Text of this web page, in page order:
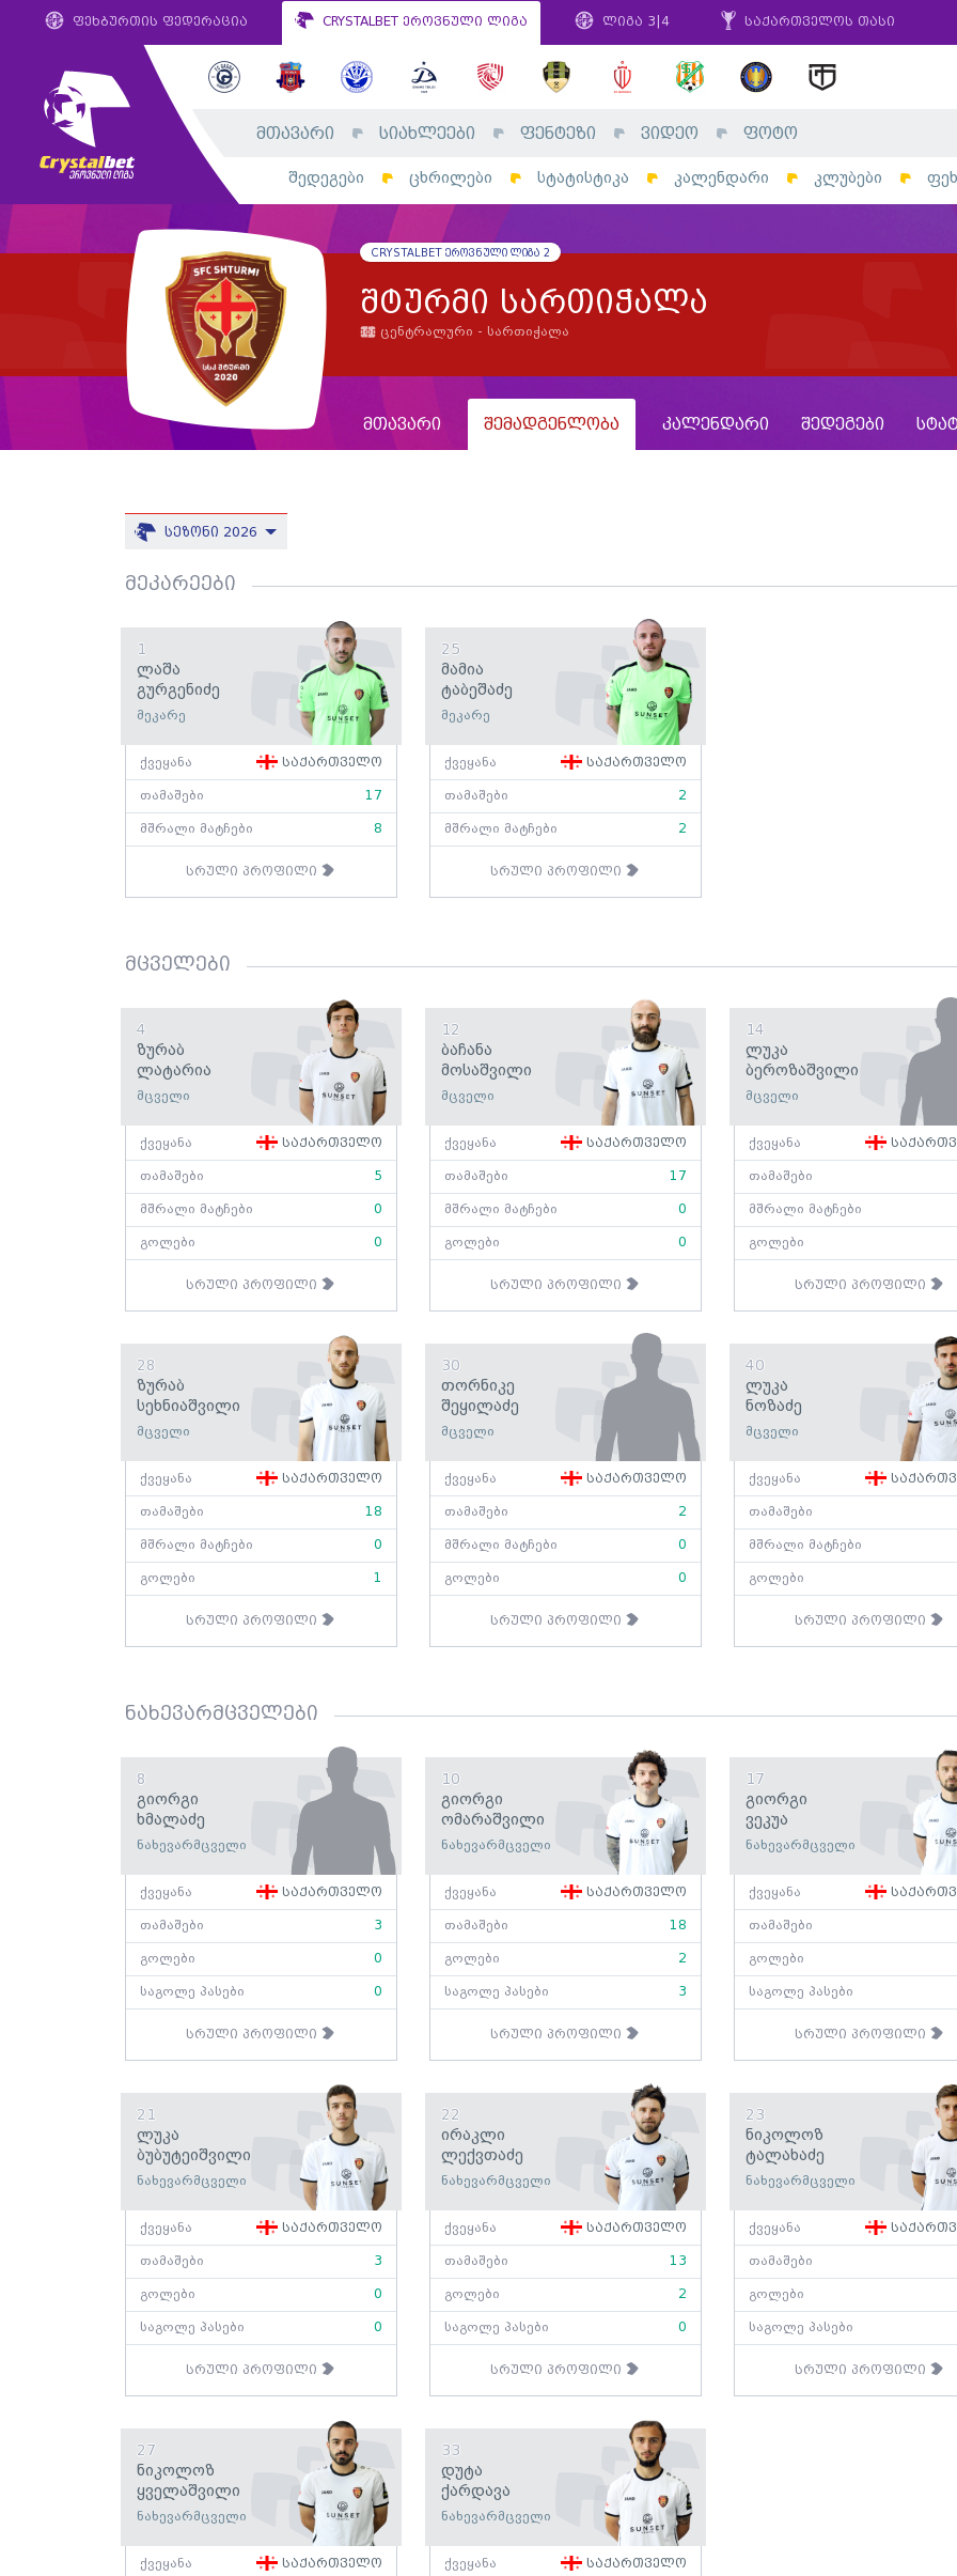
ფეხბურთის ფედერაცია CRYSTALBET ეროვნული ლიგა ლიგა 3|4 საქართველოს თასი
მთავარი სიახლეები ფენტეზი ვიდეო ფოტო
შედეგები ცხრილები სტატისტიკა კალენდარი კლუბები
CRYSTALBET ეროვნული ლიგა 2
შტურმი სართიჭალა
ცენტრალური - სართიჭალა
მთავარი შემადგენლობა კალენდარი შედეგები
სეზონი 2026
მეკარეები
1
Ლაშა
Გურგენიძე
მეკარე
ქვეყანა საქართველო
თამაშები 17
მშრალი მატჩები 8
სრული პროფილი
25
Მამია
Ტაბეშაძე
მეკარე
ქვეყანა საქართველო
თამაშები 2
მშრალი მატჩები 2
სრული პროფილი
მცველები
4
Ზურაბ
Ლატარია
მცველი
ქვეყანა საქართველო
თამაშები 5
მშრალი მატჩები 0
გოლები 0
სრული პროფილი
12
Ბაჩანა
Მოსაშვილი
მცველი
ქვეყანა საქართველო
თამაშები 17
მშრალი მატჩები 0
გოლები 0
სრული პროფილი
14
Ლუკა
Ბეროზაშვილი
მცველი
ქვეყანა
თამაშები
მშრალი მატჩები
გოლები
სრული პროფილი
28
Ზურაბ
Სეხნიაშვილი
მცველი
ქვეყანა საქართველო
თამაშები 18
მშრალი მატჩები 0
გოლები 1
სრული პროფილი
30
Თორნიკე
Შეყილაძე
მცველი
ქვეყანა საქართველო
თამაშები 2
მშრალი მატჩები 0
გოლები 0
სრული პროფილი
40
Ლუკა
Ნოზაძე
მცველი
ქვეყანა
თამაშები
მშრალი მატჩები
გოლები
სრული პროფილი
ნახევარმცველები
8
Გიორგი
Ხმალაძე
ნახევარმცველი
ქვეყანა საქართველო
თამაშები 3
გოლები 0
საგოლე პასები 0
სრული პროფილი
10
Გიორგი
Ომარაშვილი
ნახევარმცველი
ქვეყანა საქართველო
თამაშები 18
გოლები 2
საგოლე პასები 3
სრული პროფილი
17
Გიორგი
Ვეკუა
ნახევარმცველი
ქვეყანა
თამაშები
გოლები
საგოლე პასები
სრული პროფილი
21
Ლუკა
Ბუბუტეიშვილი
ნახევარმცველი
ქვეყანა საქართველო
თამაშები 3
გოლები 0
საგოლე პასები 0
სრული პროფილი
22
Ირაკლი
Ლექვთაძე
ნახევარმცველი
ქვეყანა საქართველო
თამაშები 13
გოლები 2
საგოლე პასები 0
სრული პროფილი
23
Ნიკოლოზ
Ტალახაძე
ნახევარმცველი
ქვეყანა
თამაშები
გოლები
საგოლე პასები
სრული პროფილი
27
Ნიკოლოზ
Ყველაშვილი
ნახევარმცველი
ქვეყანა საქართველო
33
Დუტა
Ქარდავა
ნახევარმცველი
ქვეყანა საქართველო